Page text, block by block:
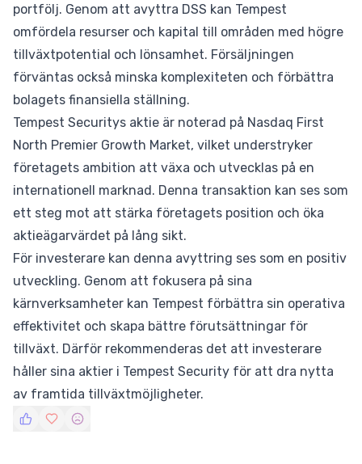
portfölj. Genom att avyttra DSS kan Tempest
omfördela resurser och kapital till områden med högre
tillväxtpotential och lönsamhet. Försäljningen
förväntas också minska komplexiteten och förbättra
bolagets finansiella ställning.
Tempest Securitys aktie är noterad på Nasdaq First
North Premier Growth Market, vilket understryker
företagets ambition att växa och utvecklas på en
internationell marknad. Denna transaktion kan ses som
ett steg mot att stärka företagets position och öka
aktieägarvärdet på lång sikt.
För investerare kan denna avyttring ses som en positiv
utveckling. Genom att fokusera på sina
kärnverksamheter kan Tempest förbättra sin operativa
effektivitet och skapa bättre förutsättningar för
tillväxt. Därför rekommenderas det att investerare
håller sina aktier i Tempest Security för att dra nytta
av framtida tillväxtmöjligheter.